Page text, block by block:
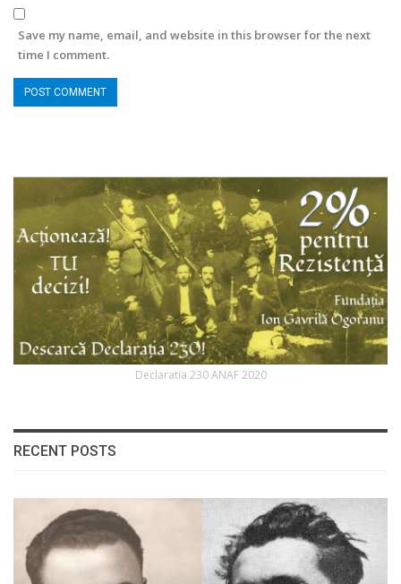
Save my name, email, and website in this browser for the next
time I comment.
Declaratia 230 ANAF 2020
RECENT POSTS